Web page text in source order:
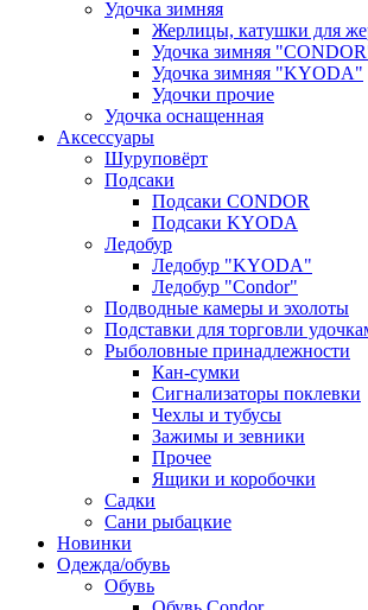
Удочка зимняя
Жерлицы, катушки для
Удочка зимняя
Удочка зимняя "KYODA"
Удочки прочие
Удочка оснащенная
Аксессуары
Шуруповёрт
Подсаки
Подсаки CONDOR
Подсаки KYODA
Ледобур
Ледобур "KYODA"
Ледобур "Condor"
Подводные камеры и эхолоты
Подставки для торговли
Рыболовные принадлежности
Кан-сумки
Сигнализаторы поклевки
Чехлы и тубусы
Зажимы и зевники
Прочее
Ящики и коробочки
Садки
Сани рыбацкие
Новинки
Одежда/обувь
Обувь